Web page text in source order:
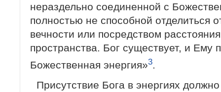
нераздельно соединенной с
полностью не способной отделиться
вечности или посредством
пространства. Бог существует, и Ему
Божественная энергия»3.
Присутствие Бога в энергиях